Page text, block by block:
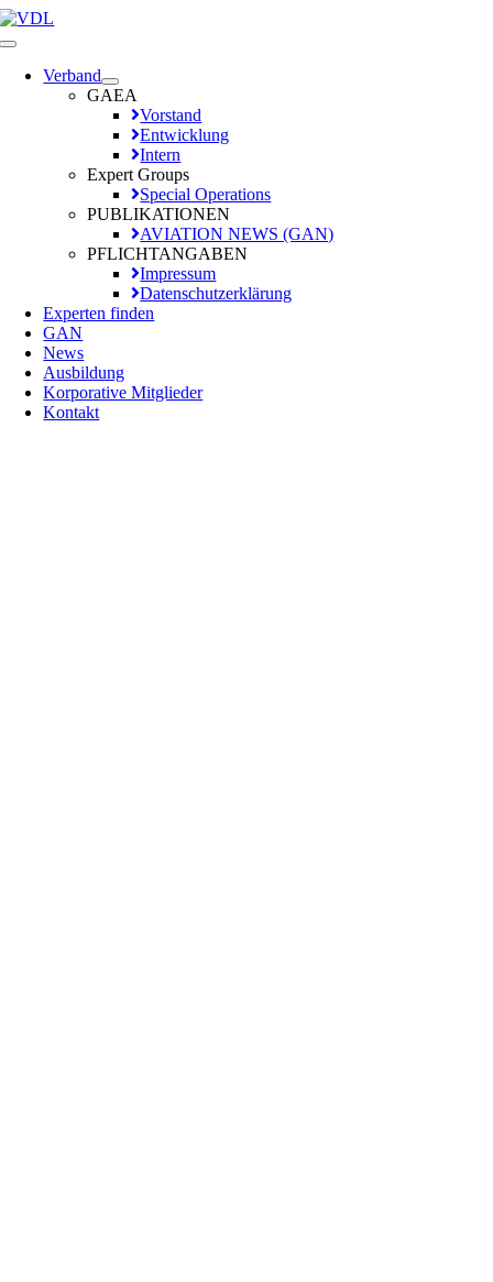
Zum
Inhalt
Toggle
NavigationVerband
GAEA
Vorstand
Entwicklung
Intern
Expert Groups
Special Operations
PUBLIKATIONEN
AVIATION NEWS (GAN)
PFLICHTANGABEN
Impressum
Datenschutzerklärung
Experten finden
GAN
News
Ausbildung
Korporative Mitglieder
Kontakt